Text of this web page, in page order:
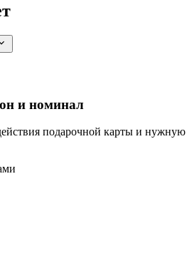
и номинал
подарочной карты и нужную